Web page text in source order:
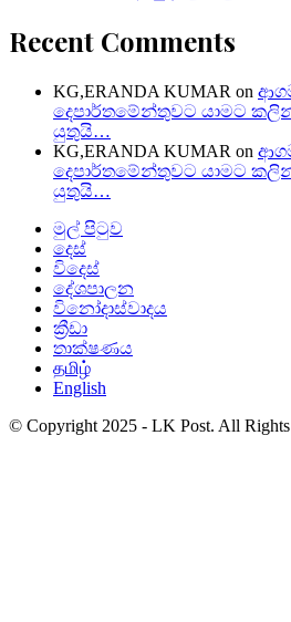
Recent Comments
KG,ERANDA KUMAR on
දෙපාර්තමේන්තුවට යාමට
යුතුයි…
KG,ERANDA KUMAR on
දෙපාර්තමේන්තුවට යාමට
යුතුයි…
මුල් පිටුව
දෙස්
විදෙස්
දේශපාලන
විනෝදාස්වාදය
ක්‍රීඩා
තාක්ෂණය
தமிழ்
English
© Copyright 2025 - LK Post. All Rights